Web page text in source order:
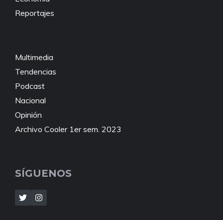
Reportajes
Multimedia
Tendencias
Podcast
Nacional
Opinión
Archivo Cooler 1er sem. 2023
SÍGUENOS